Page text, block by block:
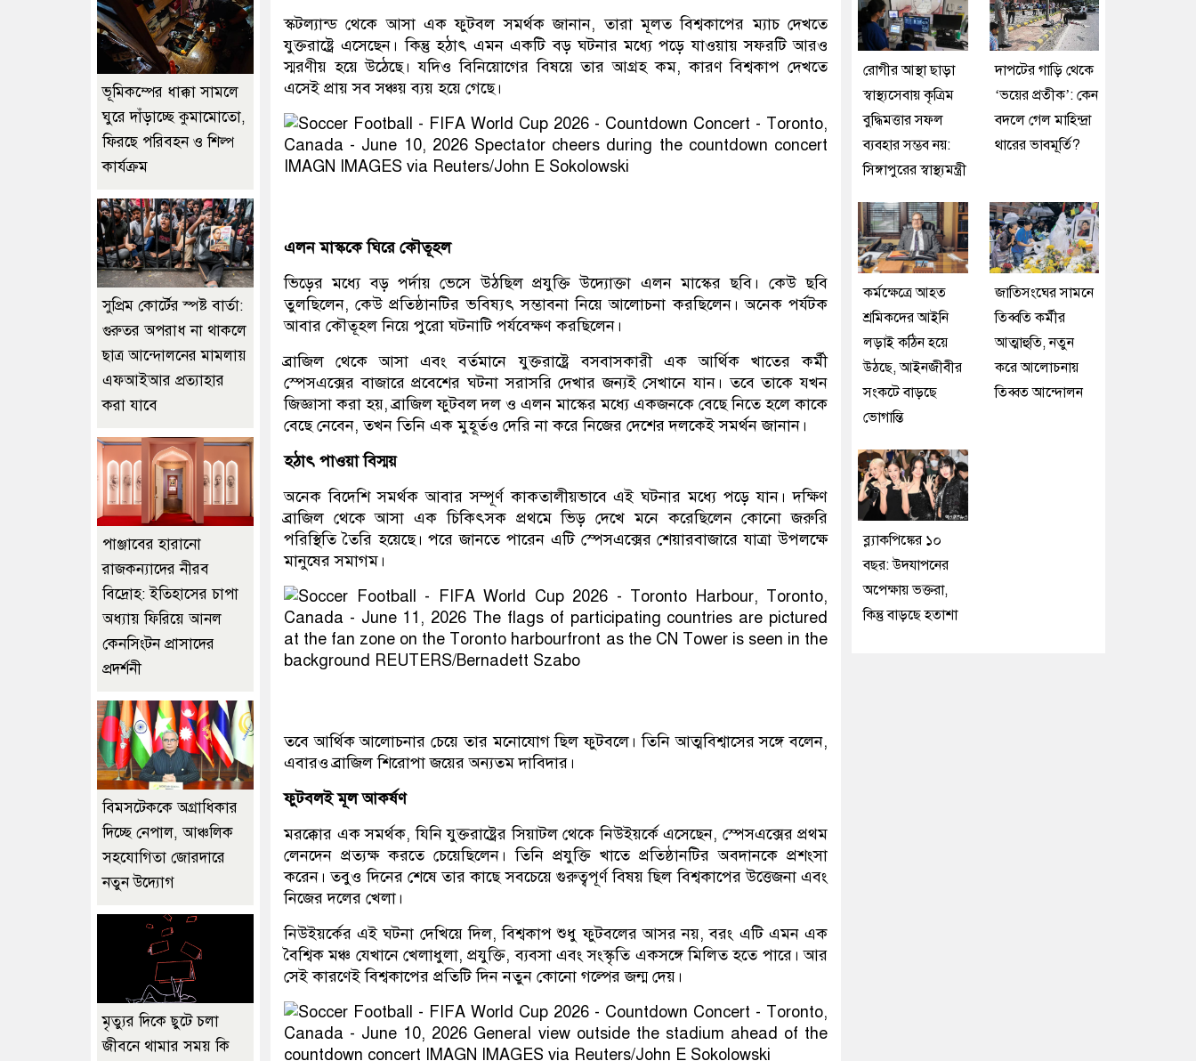
স্কটল্যান্ড থেকে আসা এক ফুটবল সমর্থক জানান, তারা মূলত বিশ্বকাপের ম্যাচ দেখতে
যুক্তরাষ্ট্রে এসেছেন। কিন্তু হঠাৎ এমন একটি বড় ঘটনার মধ্যে পড়ে যাওয়ায় সফরটি আরও
স্মরণীয় হয়ে উঠেছে। যদিও বিনিয়োগের বিষয়ে তার আগ্রহ কম, কারণ বিশ্বকাপ দেখতে
এসেই প্রায় সব সঞ্চয় ব্যয় হয়ে গেছে।
এলন মাস্ককে ঘিরে কৌতূহল
ভিড়ের মধ্যে বড় পর্দায় ভেসে উঠছিল প্রযুক্তি উদ্যোক্তা এলন মাস্কের ছবি। কেউ ছবি
তুলছিলেন, কেউ প্রতিষ্ঠানটির ভবিষ্যৎ সম্ভাবনা নিয়ে আলোচনা করছিলেন। অনেক পর্যটক
আবার কৌতূহল নিয়ে পুরো ঘটনাটি পর্যবেক্ষণ করছিলেন।
ব্রাজিল থেকে আসা এবং বর্তমানে যুক্তরাষ্ট্রে বসবাসকারী এক আর্থিক খাতের কর্মী
স্পেসএক্সের বাজারে প্রবেশের ঘটনা সরাসরি দেখার জন্যই সেখানে যান। তবে তাকে যখন
জিজ্ঞাসা করা হয়, ব্রাজিল ফুটবল দল ও এলন মাস্কের মধ্যে একজনকে বেছে নিতে হলে কাকে
বেছে নেবেন, তখন তিনি এক মুহূর্তও দেরি না করে নিজের দেশের দলকেই সমর্থন জানান।
হঠাৎ পাওয়া বিস্ময়
অনেক বিদেশি সমর্থক আবার সম্পূর্ণ কাকতালীয়ভাবে এই ঘটনার মধ্যে পড়ে যান। দক্ষিণ
ব্রাজিল থেকে আসা এক চিকিৎসক প্রথমে ভিড় দেখে মনে করেছিলেন কোনো জরুরি
পরিস্থিতি তৈরি হয়েছে। পরে জানতে পারেন এটি স্পেসএক্সের শেয়ারবাজারে যাত্রা উপলক্ষে
মানুষের সমাগম।
তবে আর্থিক আলোচনার চেয়ে তার মনোযোগ ছিল ফুটবলে। তিনি আত্মবিশ্বাসের সঙ্গে বলেন,
এবারও ব্রাজিল শিরোপা জয়ের অন্যতম দাবিদার।
ফুটবলই মূল আকর্ষণ
মরক্কোর এক সমর্থক, যিনি যুক্তরাষ্ট্রের সিয়াটল থেকে নিউইয়র্কে এসেছেন, স্পেসএক্সের প্রথম
লেনদেন প্রত্যক্ষ করতে চেয়েছিলেন। তিনি প্রযুক্তি খাতে প্রতিষ্ঠানটির অবদানকে প্রশংসা
করেন। তবুও দিনের শেষে তার কাছে সবচেয়ে গুরুত্বপূর্ণ বিষয় ছিল বিশ্বকাপের উত্তেজনা এবং
নিজের দলের খেলা।
নিউইয়র্কের এই ঘটনা দেখিয়ে দিল, বিশ্বকাপ শুধু ফুটবলের আসর নয়, বরং এটি এমন এক
বৈশ্বিক মঞ্চ যেখানে খেলাধুলা, প্রযুক্তি, ব্যবসা এবং সংস্কৃতি একসঙ্গে মিলিত হতে পারে। আর
সেই কারণেই বিশ্বকাপের প্রতিটি দিন নতুন কোনো গল্পের জন্ম দেয়।
ভূমিকম্পের ধাক্কা সামলে
ঘুরে দাঁড়াচ্ছে কুমামোতো,
ফিরছে পরিবহন ও শিল্প
কার্যক্রম
সুপ্রিম কোর্টের স্পষ্ট বার্তা:
গুরুতর অপরাধ না থাকলে
ছাত্র আন্দোলনের মামলায়
এফআইআর প্রত্যাহার
করা যাবে
পাঞ্জাবের হারানো
রাজকন্যাদের নীরব
বিদ্রোহ: ইতিহাসের চাপা
অধ্যায় ফিরিয়ে আনল
কেনসিংটন প্রাসাদের
প্রদর্শনী
বিমসটেককে অগ্রাধিকার
দিচ্ছে নেপাল, আঞ্চলিক
সহযোগিতা জোরদারে
নতুন উদ্যোগ
মৃত্যুর দিকে ছুটে চলা
জীবনে থামার সময় কি
রোগীর আস্থা ছাড়া
স্বাস্থ্যসেবায় কৃত্রিম
বুদ্ধিমত্তার সফল
ব্যবহার সম্ভব নয়:
সিঙ্গাপুরের স্বাস্থ্যমন্ত্রী
দাপটের গাড়ি থেকে
‘ভয়ের প্রতীক’: কেন
বদলে গেল মাহিন্দ্রা
থারের ভাবমূর্তি?
কর্মক্ষেত্রে আহত
শ্রমিকদের আইনি
লড়াই কঠিন হয়ে
উঠছে, আইনজীবীর
সংকটে বাড়ছে
ভোগান্তি
জাতিসংঘের সামনে
তিব্বতি কর্মীর
আত্মাহুতি, নতুন
করে আলোচনায়
তিব্বত আন্দোলন
ব্ল্যাকপিঙ্কের ১০
বছর: উদযাপনের
অপেক্ষায় ভক্তরা,
কিন্তু বাড়ছে হতাশা